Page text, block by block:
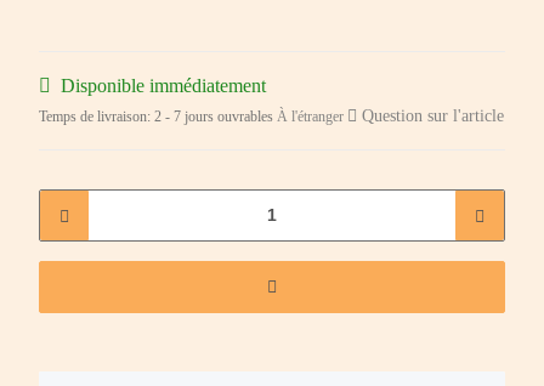
Disponible immédiatement
Temps de livraison: 2 - 7 jours ouvrables À l'étranger Question sur l'article